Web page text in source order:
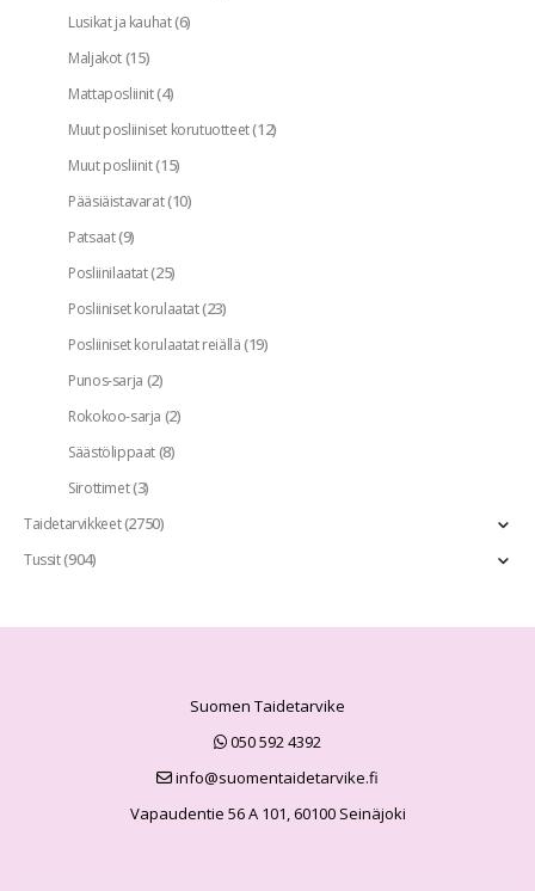
Lusikat ja kauhat(6)
Maljakot(15)
Mattaposliinit(4)
Muut posliiniset korutuotteet(12)
Muut posliinit(15)
Pääsiäistavarat(10)
Patsaat(9)
Posliinilaatat(25)
Posliiniset korulaatat(23)
Posliiniset korulaatat reiällä(19)
Punos-sarja (2)
Rokokoo-sarja (2)
Säästölippaat(8)
Sirottimet(3)
Taidetarvikkeet(2750)
Tussit(904)
Suomen Taidetarvike
050 592 4392
info@suomentaidetarvike.fi
Vapaudentie 56 A 101, 60100 Seinäjoki